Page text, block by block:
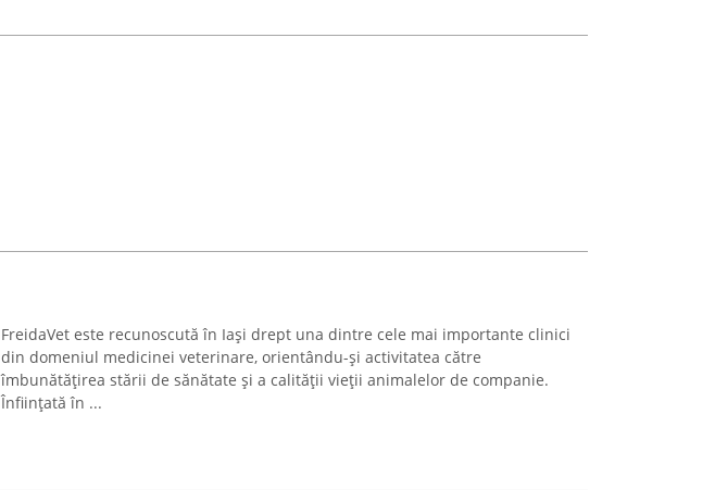
FreidaVet este recunoscută în Iași drept una dintre cele mai importante clinici
din domeniul medicinei veterinare, orientându-și activitatea către
îmbunătățirea stării de sănătate și a calității vieții animalelor de companie.
Înființată în ...